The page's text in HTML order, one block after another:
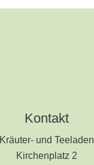
Kontakt
Kräuter- und Teeladen
Kirchenplatz 2